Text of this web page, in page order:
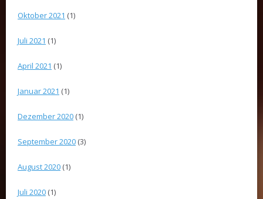
Oktober 2021 (1)
Juli 2021 (1)
April 2021 (1)
Januar 2021 (1)
Dezember 2020 (1)
September 2020 (3)
August 2020 (1)
Juli 2020 (1)